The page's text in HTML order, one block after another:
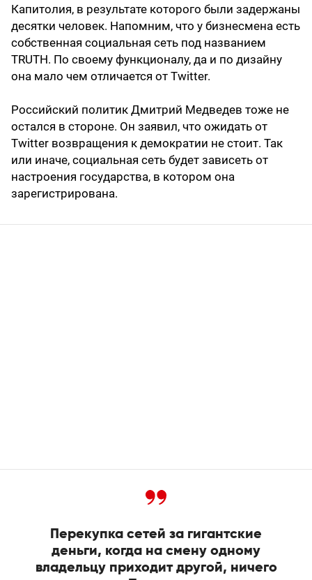
Капитолия, в результате которого были задержаны
десятки человек. Напомним, что у бизнесмена есть
собственная социальная сеть под названием
TRUTH. По своему функционалу, да и по дизайну
она мало чем отличается от Twitter.
Российский политик Дмитрий Медведев тоже не
остался в стороне. Он заявил, что ожидать от
Twitter возвращения к демократии не стоит. Так
или иначе, социальная сеть будет зависеть от
настроения государства, в котором она
зарегистрирована.
Перекупка сетей за гигантские
деньги, когда на смену одному
владельцу приходит другой, ничего